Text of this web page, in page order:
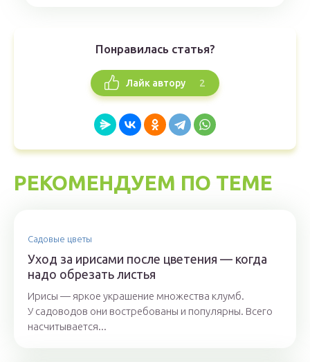
Понравилась статья?
Лайк автору 2
РЕКОМЕНДУЕМ ПО ТЕМЕ
Садовые цветы
Уход за ирисами после цветения — когда
надо обрезать листья
Ирисы — яркое украшение множества клумб.
У садоводов они востребованы и популярны. Всего
насчитывается...